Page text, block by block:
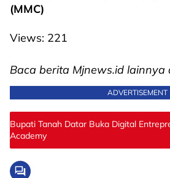
(MMC)
Views: 221
Baca berita Mjnews.id lainnya
ADVERTISEMENT
Bupati Tanah Datar Buka Digital
Academy